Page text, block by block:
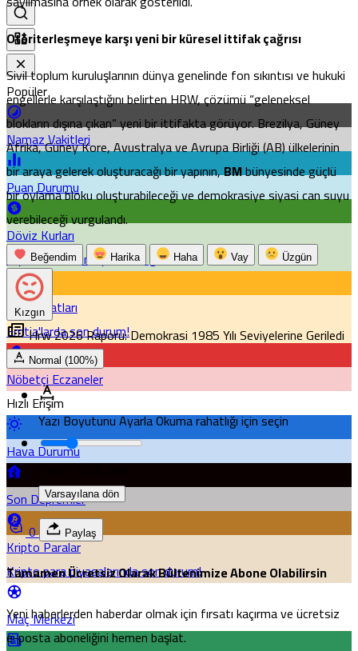
Popüler
Namaz Vakitleri
Puan Durumu
Döviz Kurları
Piyasanın kalbine yakından göz atın.
Altın Fiyatları
Emtia'larda son durum!
Nöbetçi Eczaneler
Hızlı Erişim
Hava Durumu
Son Depremler
Kripto Paralar
Kripto para piyasalarında son durum!
Maç Merkezi
Otoriterleşmeye karşı yeni bir küresel ittifak çağrısı
Sivil toplum kuruluşlarının dünya genelinde fon sıkıntısı ve hukuki
engellerle karşılaştığını belirten HRW, çözümü “geleneksel
blokların dışına çıkan” yeni bir ittifakta görüyor. Brezilya, Güney
Afrika, Güney Kore, Avustralya ve Avrupa Birliği (AB) ülkelerinin
bir araya gelerek oluşturacağı bir yapının,BMbünyesinde güçlü
bir oylama bloku oluşturabileceği ve demokrasiye siyasi can suyu
verebileceği vurgulandı.
Beğendim Harika Haha Vay Üzgün
Kızgın
Hrw 2026 Raporu: Demokrasi 1985 Yılı Seviyelerine Geriledi
Normal (100%)
Yazı Boyutunu AyarlaOkuma rahatlığı için seçin
Küçük100%Dev
Varsayılana dön
0 Paylaş
Tamamen Ücretsiz Olarak Bültenimize Abone Olabilirsin
Yeni haberlerden haberdar olmak için fırsatı kaçırma ve ücretsiz
e-posta aboneliğini hemen başlat.